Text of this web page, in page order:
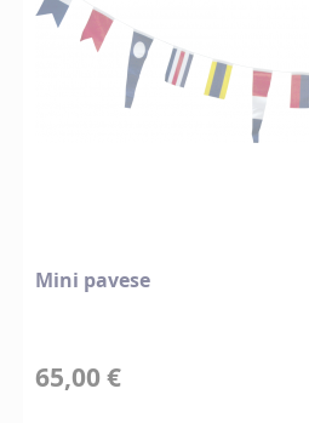
Mini pavese
65,00 €